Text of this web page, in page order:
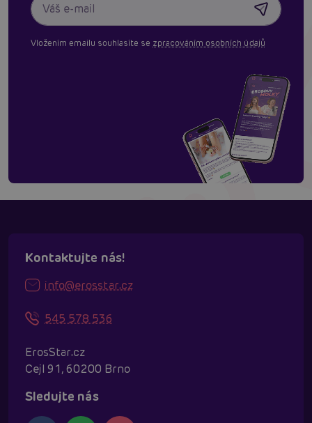
Vložením emailu souhlasíte se zpracováním osobních údajů
Kontaktujte nás!
info@erosstar.cz
545 578 536
ErosStar.cz
Cejl 91, 60200 Brno
Sledujte nás